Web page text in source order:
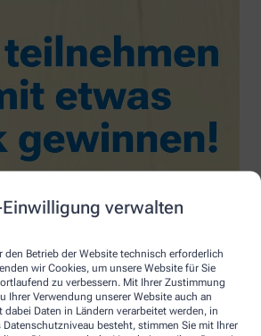
verwalten
den Betrieb der Website technisch erforderlich
wir Cookies, um unsere Website für Sie
zu verbessern. Mit Ihrer Zustimmung
Ihrer Verwendung unserer Website auch an
dabei Daten in Ländern verarbeitet werden, in
Datenschutzniveau besteht, stimmen Sie mit Ihrer